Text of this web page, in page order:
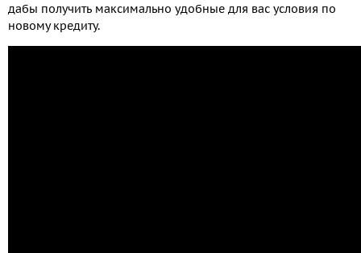
дабы получить максимально удобные для вас условия по
новому кредиту.